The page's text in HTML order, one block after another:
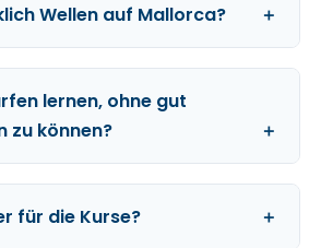
Wellen auf Mallorca?
lernen, ohne gut
zu können?
für die Kurse?